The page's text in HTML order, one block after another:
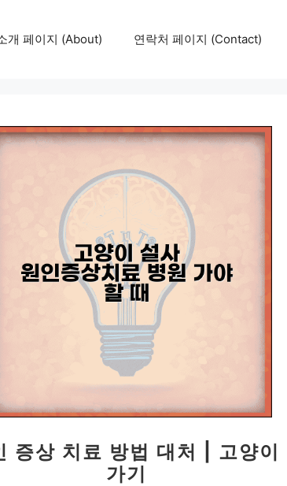
개 페이지 (About) 연락처 페이지 (Contact)
증상 치료 방법 대처 | 고양이
가기